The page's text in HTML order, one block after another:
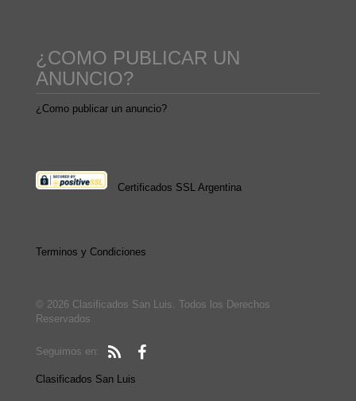
¿COMO PUBLICAR UN
ANUNCIO?
¿Como publicar un anuncio?
Certificados SSL Argentina
Terminos y Condiciones
© 2026 Clasificados San Luis. Todos los Derechos
Reservados
Seguimos en:
Clasificados San Luis